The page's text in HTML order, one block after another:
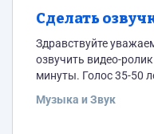
Сделать
Здравствуйте
озвучить видео-
минуты. Голос 35-50
стоимость вашей
Музыка и Звук